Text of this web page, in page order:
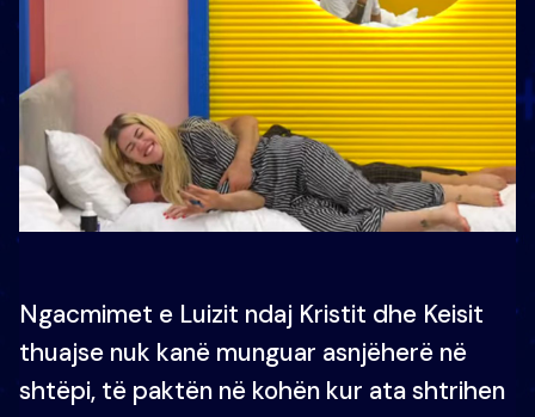
Ngacmimet e Luizit ndaj Kristit dhe Keisit
thuajse nuk kanë munguar asnjëherë në
shtëpi, të paktën në kohën kur ata shtrihen